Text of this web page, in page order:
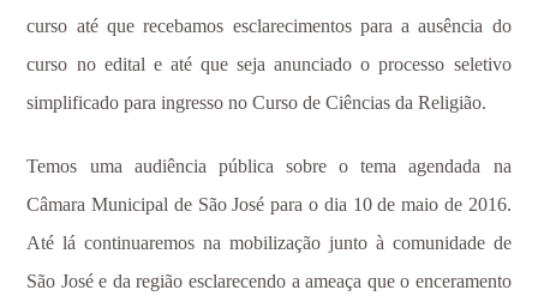
curso até que recebamos esclarecimentos para a ausência do
curso no edital e até que seja anunciado o processo seletivo
simplificado para ingresso no Curso de Ciências da Religião.
Temos uma audiência pública sobre o tema agendada na
Câmara Municipal de São José para o dia 10 de maio de 2016.
Até lá continuaremos na mobilização junto à comunidade de
São José e da região esclarecendo a ameaça que o enceramento